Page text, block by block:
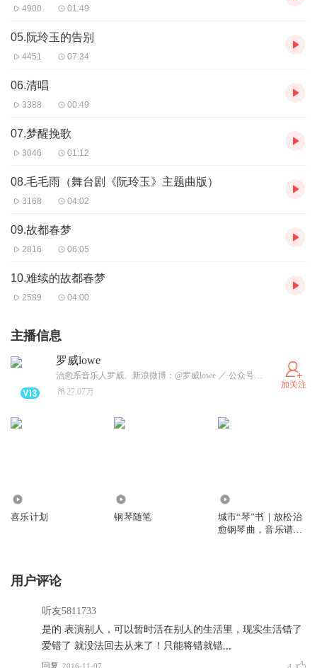
4900 01:49
05.阮玲玉的告别
4451 07:34
06.清唱
3388 00:49
07.梦醒挽歌
3046 01:12
08.毛毛雨（舞台剧《阮玲玉》主题曲版）
3168 04:02
09.故都春梦
2816 06:05
10.难续的故都春梦
2589 04:00
主播信息
罗威lowe
治愈系音乐人罗威。新浪微博：@罗威lowe ／ 公众号：罗威的治愈小馆
27.07万
加关注
喜乐计划 钢琴随笔
城市“琴”书｜放松治
愈钢琴曲，音乐谱写
用户评论
听友5811733
是的 表演别人，可以暂时活在别人的生活里，现实生活错了
爱错了 就没法回去从来了！只能将错就错,,,
回复 2016-11-07